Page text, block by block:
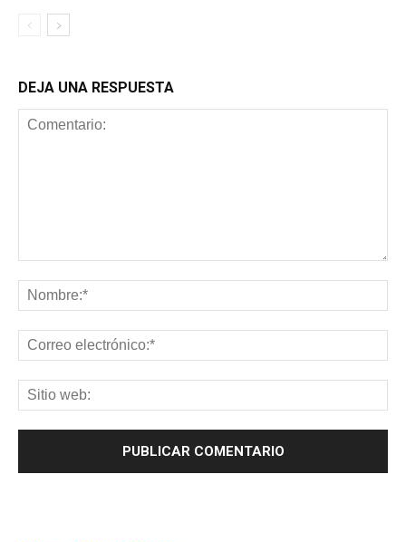
DEJA UNA RESPUESTA